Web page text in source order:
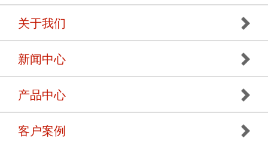
关于我们
新闻中心
产品中心
客户案例